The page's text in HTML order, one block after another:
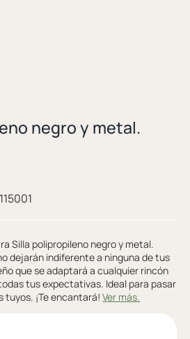
negro y metal.
Silla polipropileno negro y metal.
dejarán indiferente a ninguna de tus
que se adaptará a cualquier rincón
tus expectativas. Ideal para pasar
tuyos. ¡Te encantará!Ver más.